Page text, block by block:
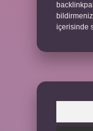
içerisinde